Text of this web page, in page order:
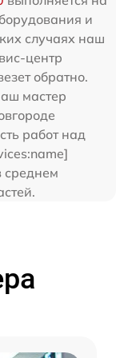
и
случаях наш
центр
обратно.
мастер
работ над
среднем